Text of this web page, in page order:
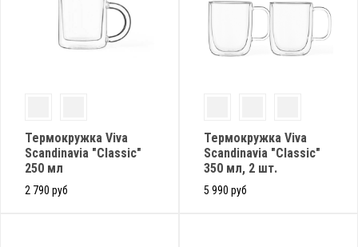
Термокружка Viva
Scandinavia "Classic"
250 мл
2 790 руб
Термокружка Viva
Scandinavia "Classic"
350 мл, 2 шт.
5 990 руб